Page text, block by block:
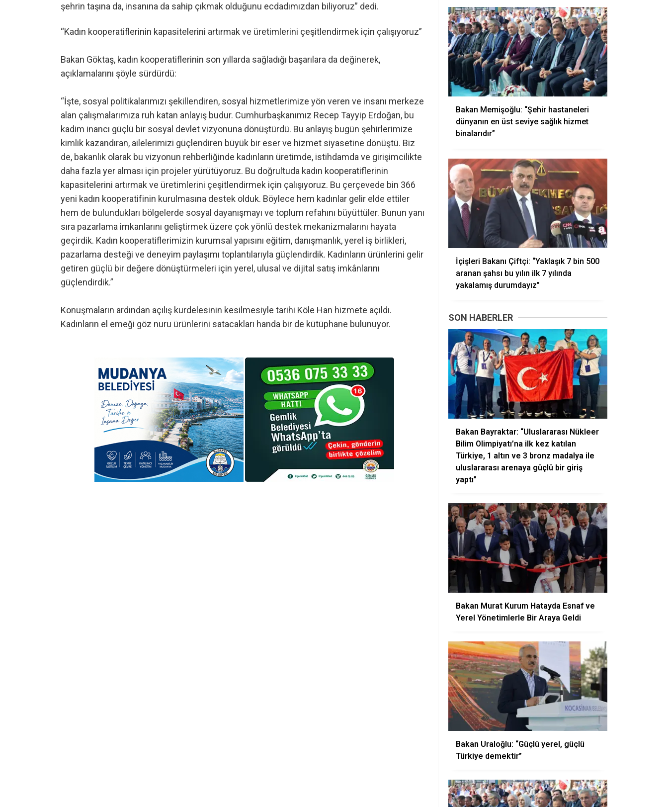
şehrin taşına da, insanına da sahip çıkmak olduğunu ecdadımızdan biliyoruz” dedi.
“Kadın kooperatiflerinin kapasitelerini artırmak ve üretimlerini çeşitlendirmek için çalışıyoruz”
Bakan Göktaş, kadın kooperatiflerinin son yıllarda sağladığı başarılara da değinerek,
açıklamalarını şöyle sürdürdü:
“İşte, sosyal politikalarımızı şekillendiren, sosyal hizmetlerimize yön veren ve insanı merkeze
alan çalışmalarımıza ruh katan anlayış budur. Cumhurbaşkanımız Recep Tayyip Erdoğan, bu
kadim inancı güçlü bir sosyal devlet vizyonuna dönüştürdü. Bu anlayış bugün şehirlerimize
kimlik kazandıran, ailelerimizi güçlendiren büyük bir eser ve hizmet siyasetine dönüştü. Biz
de, bakanlık olarak bu vizyonun rehberliğinde kadınların üretimde, istihdamda ve girişimcilikte
daha fazla yer alması için projeler yürütüyoruz. Bu doğrultuda kadın kooperatiflerinin
kapasitelerini artırmak ve üretimlerini çeşitlendirmek için çalışıyoruz. Bu çerçevede bin 366
yeni kadın kooperatifinin kurulmasına destek olduk. Böylece hem kadınlar gelir elde ettiler
hem de bulundukları bölgelerde sosyal dayanışmayı ve toplum refahını büyüttüler. Bunun yanı
sıra pazarlama imkanlarını geliştirmek üzere çok yönlü destek mekanizmalarını hayata
geçirdik. Kadın kooperatiflerimizin kurumsal yapısını eğitim, danışmanlık, yerel iş birlikleri,
pazarlama desteği ve deneyim paylaşımı toplantılarıyla güçlendirdik. Kadınların ürünlerini gelir
getiren güçlü bir değere dönüştürmeleri için yerel, ulusal ve dijital satış imkânlarını
güçlendirdik.”
Konuşmaların ardından açılış kurdelesinin kesilmesiyle tarihi Köle Han hizmete açıldı.
Kadınların el emeği göz nuru ürünlerini satacakları handa bir de kütüphane bulunuyor.
Bakan Memişoğlu: “Şehir hastaneleri
dünyanın en üst seviye sağlık hizmet
binalarıdır”
İçişleri Bakanı Çiftçi: “Yaklaşık 7 bin 500
aranan şahsı bu yılın ilk 7 yılında
yakalamış durumdayız”
SON HABERLER
Bakan Bayraktar: “Uluslararası Nükleer
Bilim Olimpiyatı’na ilk kez katılan
Türkiye, 1 altın ve 3 bronz madalya ile
uluslararası arenaya güçlü bir giriş
yaptı”
Bakan Murat Kurum Hatayda Esnaf ve
Yerel Yönetimlerle Bir Araya Geldi
Bakan Uraloğlu: “Güçlü yerel, güçlü
Türkiye demektir”